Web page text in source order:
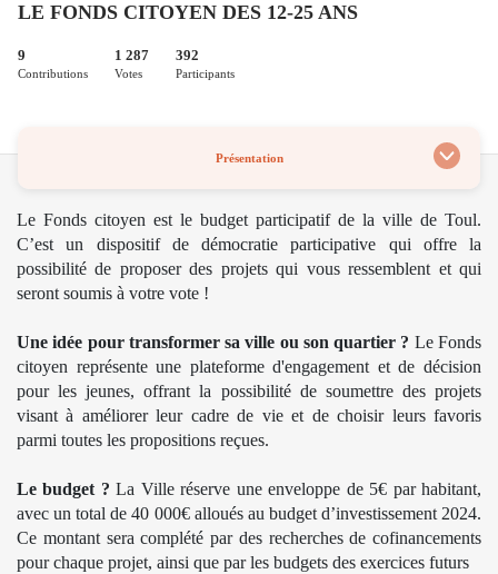
LE FONDS CITOYEN DES 12-25 ANS
9
Contributions
1 287
Votes
392
Participants
Présentation
Le Fonds citoyen est le budget participatif de la ville de Toul.
C’est un dispositif de démocratie participative qui offre la
possibilité de proposer des projets qui vous ressemblent et qui
seront soumis à votre vote !
Une idée pour transformer sa ville ou son quartier ? Le Fonds
citoyen représente une plateforme d'engagement et de décision
pour les jeunes, offrant la possibilité de soumettre des projets
visant à améliorer leur cadre de vie et de choisir leurs favoris
parmi toutes les propositions reçues.
Le budget ? La Ville réserve une enveloppe de 5€ par habitant,
avec un total de 40 000€ alloués au budget d’investissement 2024.
Ce montant sera complété par des recherches de cofinancements
pour chaque projet, ainsi que par les budgets des exercices futurs